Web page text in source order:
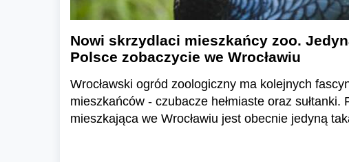
Nowi skrzydlaci mieszkańcy zoo.
Polsce zobaczycie we Wrocławiu
Wrocławski ogród zoologiczny ma kolejnych
mieszkańców - czubacze hełmiaste oraz sułtanki.
mieszkająca we Wrocławiu jest obecnie jedyną